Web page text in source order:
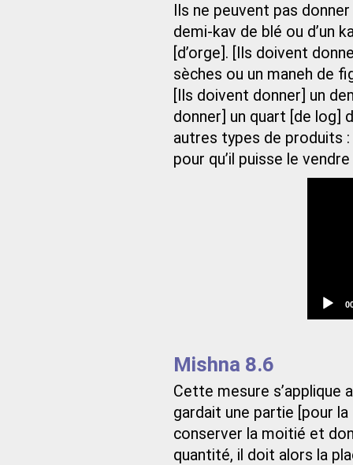
Ils ne peuvent pas
demi-kav de blé ou d’un
[d’orge]. [Ils doivent
sèches ou un maneh de
[Ils doivent donner] un
donner] un quart [de log]
autres types de produits
pour qu’il puisse le
Mishna 8.6
Cette mesure s’applique
gardait une partie [pour
conserver la moitié et
quantité, il doit alors la